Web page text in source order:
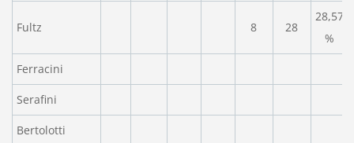
Fultz 8 28
28,57
%
Ferracini
Serafini
Bertolotti